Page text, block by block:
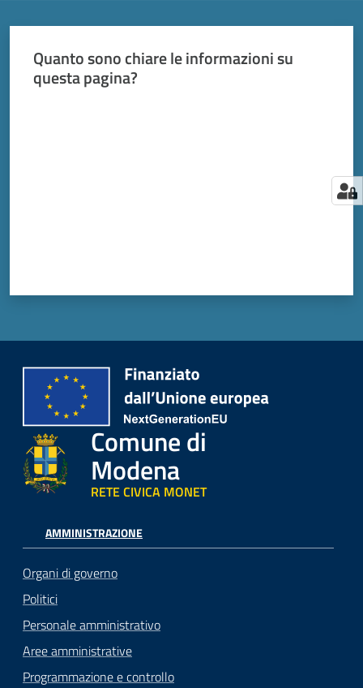
Quanto sono chiare le informazioni su
questa pagina?
Comune di
Modena
RETE CIVICA MONET
AMMINISTRAZIONE
Organi di governo
Politici
Personale amministrativo
Aree amministrative
Programmazione e controllo